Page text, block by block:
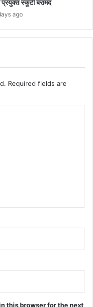
प्रयुक्त स्कूटी बरामद
ago
Required fields are
this browser for the next